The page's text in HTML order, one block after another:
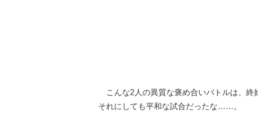
こんな2人の異質な褒め合いバトルは、
それにしても平和な試合だったな……。